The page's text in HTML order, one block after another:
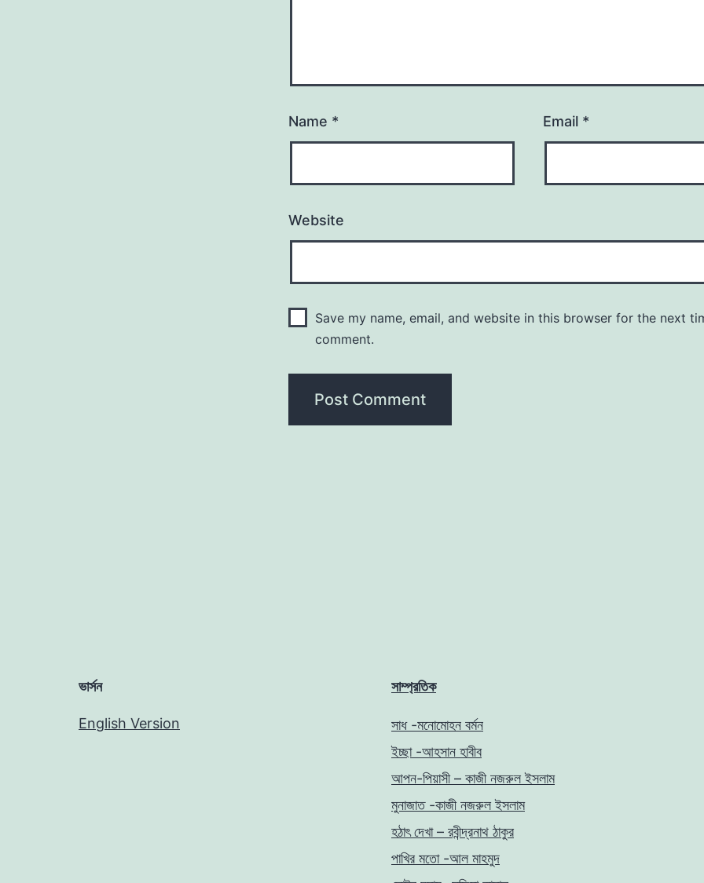
Name * Email *
Website
Save my name, email, and website in this browser for the next
comment.
ভার্সন
English Version
সাম্প্রতিক
সাধ -মনোমোহন বর্মন
ইচ্ছা -আহসান হাবীব
আপন-পিয়াসী – কাজী নজরুল ইসলাম
মুনাজাত -কাজী নজরুল ইসলাম
হঠাৎ দেখা – রবীন্দ্রনাথ ঠাকুর
পাখির মতো -আল মাহমুদ